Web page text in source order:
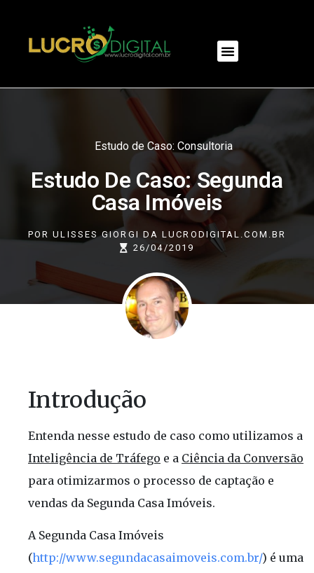
Estudo de Caso: Consultoria
Estudo De Caso: Segunda
Casa Imóveis
POR ULISSES GIORGI DA LUCRODIGITAL.COM.BR
26/04/2019
Introdução
Entenda nesse estudo de caso como utilizamos a
Inteligência de Tráfego e a Ciência da Conversão
para otimizarmos o processo de captação e
vendas da Segunda Casa Imóveis.
A Segunda Casa Imóveis
(http://www.segundacasaimoveis.com.br/) é uma